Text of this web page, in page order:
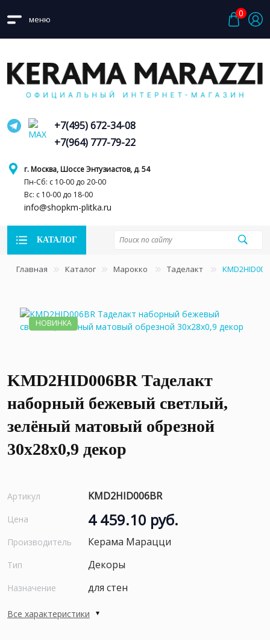
меню
0
г. Москва, Шоссе Энтузиастов, д. 54
Пн-Сб: с 10-00 до 20-00
Вс: с 10-00 до 18-00
info@shopkm-plitka.ru
+7(495) 672-34-08
+7(964) 777-79-22
КАТАЛОГ
Главная Каталог Марокко Таделакт
НОВИНКА
KMD2HID006BR Таделакт
наборный бежевый светлый,
зелёный матовый обрезной
30x28x0,9 декор
Артикул KMD2HID006BR
Цена 4 459.10 руб.
Производитель Керама Марацци
Тип Декоры
Назначение для стен
Все характеристики